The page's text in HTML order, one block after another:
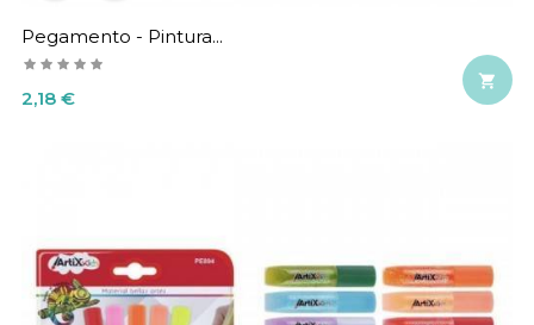
Pegamento - Pintura...
Precio
2,18 €
